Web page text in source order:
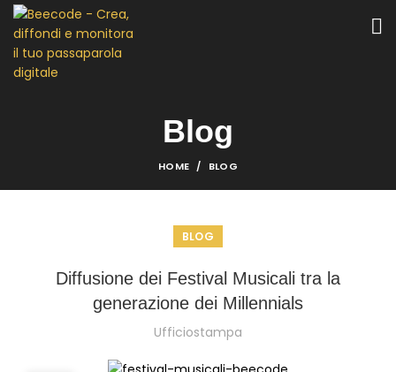
Blog
HOME BLOG
BLOG
Diffusione dei Festival Musicali tra la
generazione dei Millennials
Ufficiostampa